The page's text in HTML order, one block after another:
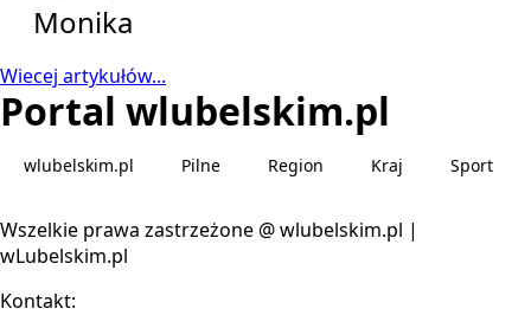
Monika
Wiecej artykułów...
Portal wlubelskim.pl
wlubelskim.pl Pilne Region Kraj Sport
Wszelkie prawa zastrzeżone @ wlubelskim.pl |
wLubelskim.pl
Kontakt: